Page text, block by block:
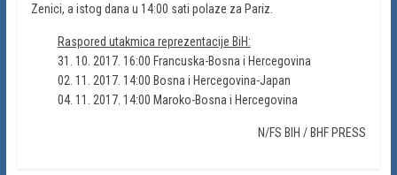
Zenici, a istog dana u 14:00 sati polaze za Pariz.
Raspored utakmica reprezentacije BiH:
31. 10. 2017. 16:00 Francuska-Bosna i Hercegovina
02. 11. 2017. 14:00 Bosna i Hercegovina-Japan
04. 11. 2017. 14:00 Maroko-Bosna i Hercegovina
N/FS BIH / BHF PRESS